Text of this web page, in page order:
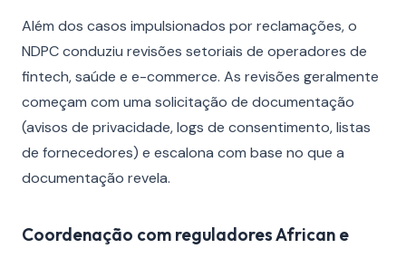
Além dos casos impulsionados por reclamações, o
NDPC conduziu revisões setoriais de operadores de
fintech, saúde e e-commerce. As revisões geralmente
começam com uma solicitação de documentação
(avisos de privacidade, logs de consentimento, listas
de fornecedores) e escalona com base no que a
documentação revela.
Coordenação com reguladores African e